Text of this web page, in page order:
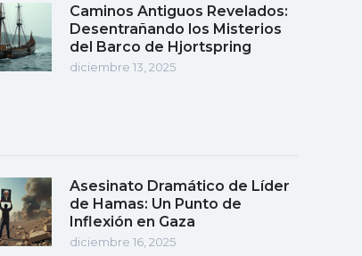
Caminos Antiguos Revelados:
Desentrañando los Misterios
del Barco de Hjortspring
diciembre 13, 2025
Asesinato Dramático de Líder
de Hamas: Un Punto de
Inflexión en Gaza
diciembre 16, 2025